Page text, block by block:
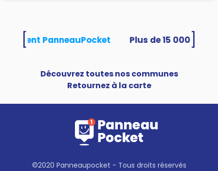
PanneauPocket
Découvrez toutes nos communes
Retournez à la carte
©2020 Panneaupocket - Tous droits réservés